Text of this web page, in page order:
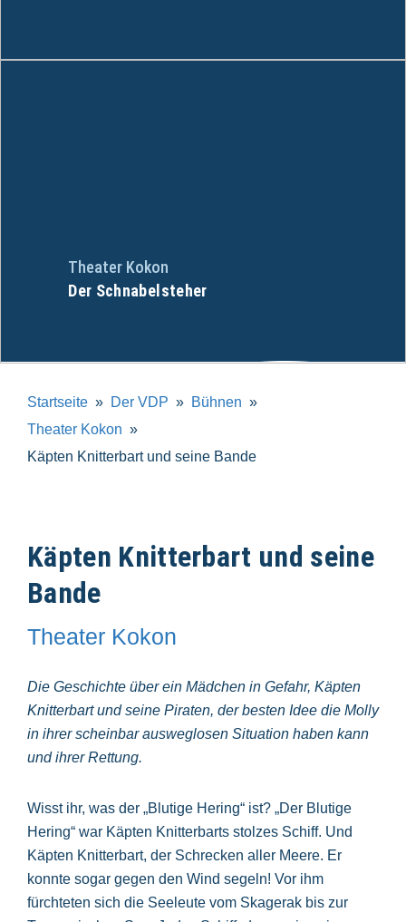
Theater Kokon
Der Schnabelsteher
Startseite Der VDP
Bühnen
Theater Kokon
Käpten Knitterbart und seine Bande
Käpten Knitterbart und seine
Bande
Theater Kokon
Die Geschichte über ein Mädchen in Gefahr, Käpten
Knitterbart und seine Piraten, der besten Idee die Molly
in ihrer scheinbar ausweglosen Situation haben kann
und ihrer Rettung.
Wisst ihr, was der „Blutige Hering“ ist? „Der Blutige
Hering“ war Käpten Knitterbarts stolzes Schiff. Und
Käpten Knitterbart, der Schrecken aller Meere. Er
konnte sogar gegen den Wind segeln! Vor ihm
fürchteten sich die Seeleute vom Skagerak bis zur